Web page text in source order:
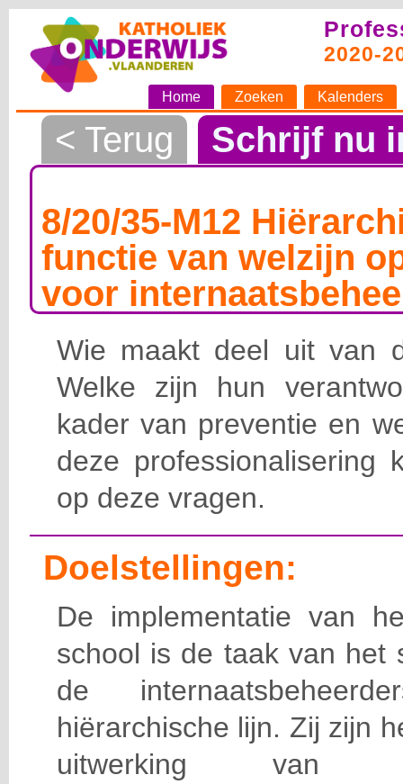
2020-
Home Zoeken Kalenders
< Terug Schrijf nu
8/20/35-M12
functie van welzijn
voor
Wie maakt deel uit van
Welke zijn hun
kader van preventie en
deze professionalisering
op deze vragen.
Doelstellingen:
De implementatie van
school is de taak van het
de
hiërarchische lijn. Zij zijn
uitwerking van